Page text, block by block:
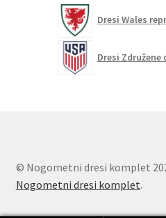
Dresi Wales
Dresi Združene
© Nogometni dresi komplet
Nogometni dresi komplet.